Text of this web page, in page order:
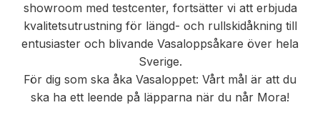
showroom med testcenter, fortsätter vi att erbjuda
kvalitetsutrustning för längd- och rullskidåkning till
entusiaster och blivande Vasaloppsåkare över hela
Sverige.
För dig som ska åka Vasaloppet: Vårt mål är att du
ska ha ett leende på läpparna när du når Mora!